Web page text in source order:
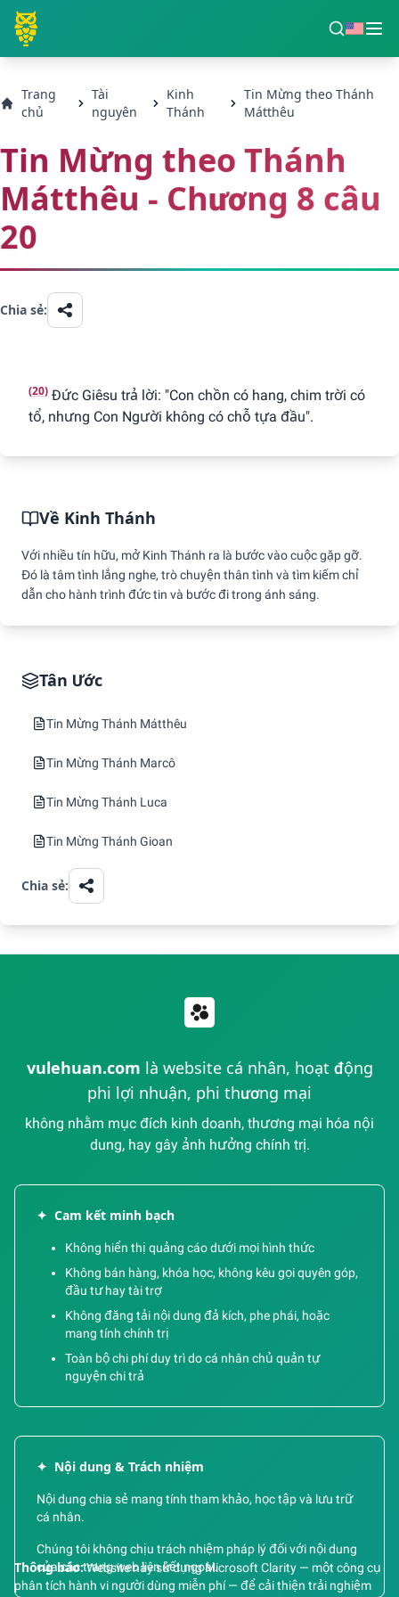
Thông báo:Website này sử dụng Microsoft Clarity — một công cụ
phân tích hành vi người dùng miễn phí — để cải thiện trải nghiệm
Trang
chủ
Tài
nguyên
Kinh
Thánh
Tin Mừng theo Thánh
Mátthêu
Tin Mừng theo Thánh
Mátthêu - Chương 8 câu
20
Chia sẻ:
(20) Ðức Giêsu trả lời: "Con chồn có hang, chim trời có
tổ, nhưng Con Người không có chỗ tựa đầu".
Về Kinh Thánh
Với nhiều tín hữu, mở Kinh Thánh ra là bước vào cuộc gặp gỡ.
Đó là tâm tình lắng nghe, trò chuyện thân tình và tìm kiếm chỉ
dẫn cho hành trình đức tin và bước đi trong ánh sáng.
Tân Ước
Tin Mừng Thánh Mátthêu
Tin Mừng Thánh Marcô
Tin Mừng Thánh Luca
Tin Mừng Thánh Gioan
Chia sẻ:
vulehuan.com là website cá nhân, hoạt động
phi lợi nhuận, phi thương mại
không nhằm mục đích kinh doanh, thương mại hóa nội
dung, hay gây ảnh hưởng chính trị.
✦ Cam kết minh bạch
Không hiển thị quảng cáo dưới mọi hình thức
Không bán hàng, khóa học, không kêu gọi quyên góp,
đầu tư hay tài trợ
Không đăng tải nội dung đả kích, phe phái, hoặc
mang tính chính trị
Toàn bộ chi phí duy trì do cá nhân chủ quản tự
nguyện chi trả
✦ Nội dung & Trách nhiệm
Nội dung chia sẻ mang tính tham khảo, học tập và lưu trữ
cá nhân.
Chúng tôi không chịu trách nhiệm pháp lý đối với nội dung
của các trang web liên kết ngoài.